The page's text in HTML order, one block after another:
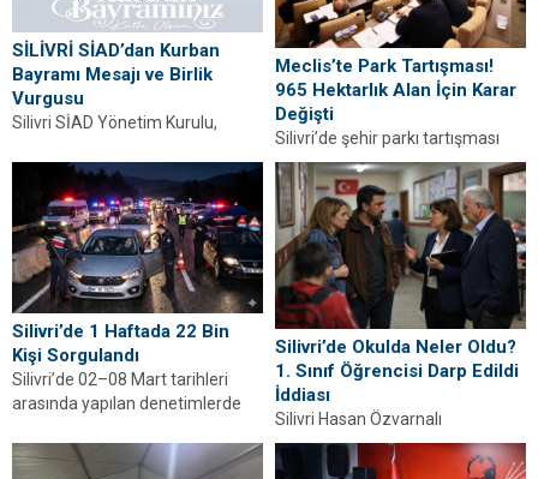
SİLİVRİ SİAD’dan Kurban
Bayramı Mesajı ve Birlik
Vurgusu
Silivri SİAD Yönetim Kurulu,
mesajında birlik, dayanışma ve
paylaşma vurgusu yaptı.
Meclis’te Park Tartışması!
965 Hektarlık Alan İçin Karar
Değişti
Silivri’de şehir parkı tartışması
büyüyor. 965 hektarlık alan
yeniden incelenecek, mecliste
sert görüş ayrılıkları yaşandı.
Silivri’de 1 Haftada 22 Bin
Kişi Sorgulandı
Silivri’de 02–08 Mart tarihleri
arasında yapılan denetimlerde
Çok sayıda aranan...
Silivri’de Okulda Neler Oldu?
1. Sınıf Öğrencisi Darp Edildi
İddiası
Silivri Hasan Özvarnalı
İlkokulu’nda 1. sınıf öğrencisinin
darp edildiği iddia edildi. Aile darp